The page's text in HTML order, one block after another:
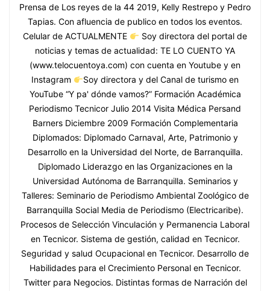
Prensa de Los reyes de la 44 2019, Kelly Restrepo y Pedro
Tapias. Con afluencia de publico en todos los eventos.
Celular de ACTUALMENTE
Soy directora del portal de
noticias y temas de actualidad: TE LO CUENTO YA
(www.telocuentoya.com) con cuenta en Youtube y en
Instagram
Soy directora y del Canal de turismo en
YouTube “Y pa' dónde vamos?” Formación Académica
Periodismo Tecnicor Julio 2014 Visita Médica Persand
Barners Diciembre 2009 Formación Complementaria
Diplomados: Diplomado Carnaval, Arte, Patrimonio y
Desarrollo en la Universidad del Norte, de Barranquilla.
Diplomado Liderazgo en las Organizaciones en la
Universidad Autónoma de Barranquilla. Seminarios y
Talleres: Seminario de Periodismo Ambiental Zoológico de
Barranquilla Social Media de Periodismo (Electricaribe).
Procesos de Selección Vinculación y Permanencia Laboral
en Tecnicor. Sistema de gestión, calidad en Tecnicor.
Seguridad y salud Ocupacional en Tecnicor. Desarrollo de
Habilidades para el Crecimiento Personal en Tecnicor.
Twitter para Negocios. Distintas formas de Narración del